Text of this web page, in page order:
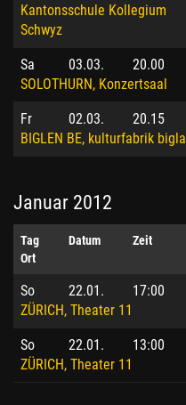
Kantonsschule Kollegium
Schwyz
Sa 03.03.
20.00
SOLOTHURN, Konzertsaal
Fr 02.03.
20.15
BIGLEN BE, kulturfabrik bigla
Januar 2012
Tag Datum
Zeit
Ort
So 22.01.
17:00
ZÜRICH, Theater 11
So 22.01.
13:00
ZÜRICH, Theater 11